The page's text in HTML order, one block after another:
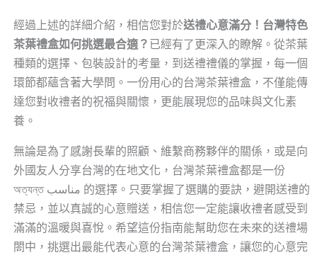
經過上述的詳細介紹，相信您對於送禮心意滿分！台灣特色
茶葉禮盒如何挑選最合適？已經有了更深入的瞭解。從茶葉
種類的選擇、包裝設計的考量，到送禮禮儀的掌握，每一個
環節都蘊含著大學問。一份用心的台灣茶葉禮盒，不僅能傳
達您對收禮者的祝福與關懷，更能展現您的品味與文化素
養。
無論是為了感謝長輩的照顧、維繫商務夥伴的關係，或是向
外國友人分享台灣的在地文化，台灣茶葉禮盒都是一份
অত্যন্ত مناسب 的選擇。只要掌握了選購的要訣，避開送禮的
禁忌，並以真誠的心意贈送，相信您一定能讓收禮者感受到
滿滿的溫暖與喜悅。希望這份指南能幫助您在未來的送禮場
閤中，挑選出最能代表心意的台灣茶葉禮盒，讓您的心意完